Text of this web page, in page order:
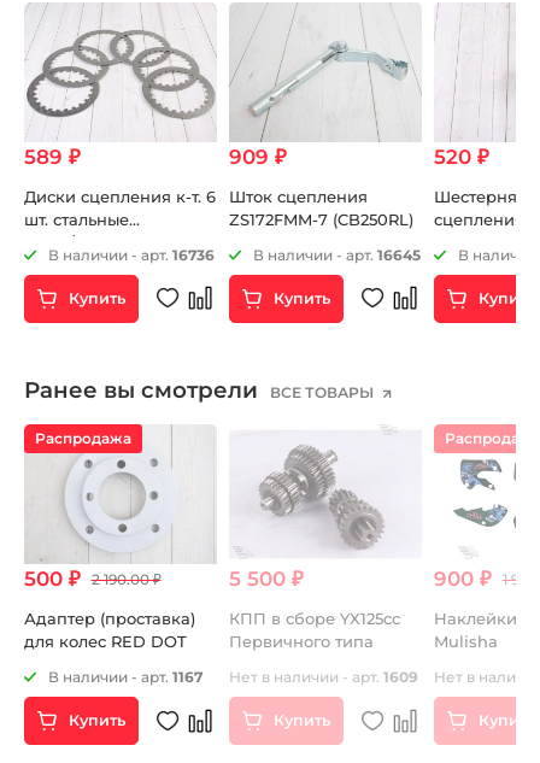
589 ₽
Диски сцепления к-т. 6
шт. стальные
ZS165/166FMM,
ZS172FFM-3A (CB250-F),
ZS 172FMM-5 (PR250),
ZS172FMM-7 (CB250RL),
ZS170MM-2 (CB250) и
др.
В наличии - арт. 16736
Купить
909 ₽
Шток сцепления
ZS172FMM-7 (CB250RL)
В наличии - арт. 16645
Купить
520 ₽
Шестерня
сцепления
В наличии
Купить
Ранее вы смотрели ВСЕ ТОВАРЫ
Распродажа
500 ₽ 2 190.00 ₽
Адаптер (проставка)
для колес RED DOT
В наличии - арт. 1167
Купить
5 500 ₽
КПП в сборе YX125сс
Первичного типа
Нет в наличии - арт. 1609
Купить
Распродажа
900 ₽ 1
Наклейки
Mulisha
Нет в
Купить